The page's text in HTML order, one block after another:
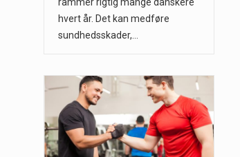
hvert år. Det kan medføre
sundhedsskader,…